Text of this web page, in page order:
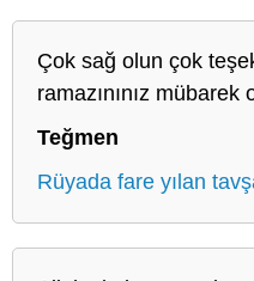
Çok sağ olun çok
ramazınınız mübarek
Teğmen
Rüyada fare yılan